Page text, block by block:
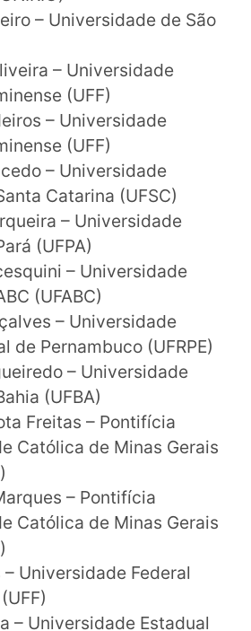
– Universidade de São
– Universidade
(UFF)
– Universidade
(UFF)
– Universidade
Catarina (UFSC)
– Universidade
(UFPA)
– Universidade
(UFABC)
– Universidade
de Pernambuco (UFRPE)
– Universidade
(UFBA)
Freitas – Pontifícia
Católica de Minas Gerais
– Pontifícia
Católica de Minas Gerais
Universidade Federal
– Universidade Estadual